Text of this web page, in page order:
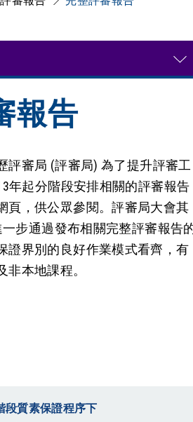
報告
評審局 (評審局) 為了提升評審工
年起分階段安排相關的評審報告
頁，供公眾參閱。評審局大會其
步通過發布相關完整評審報告
證界別的良好作業模式看齊，有
非本地課程。
段質素保證程序下